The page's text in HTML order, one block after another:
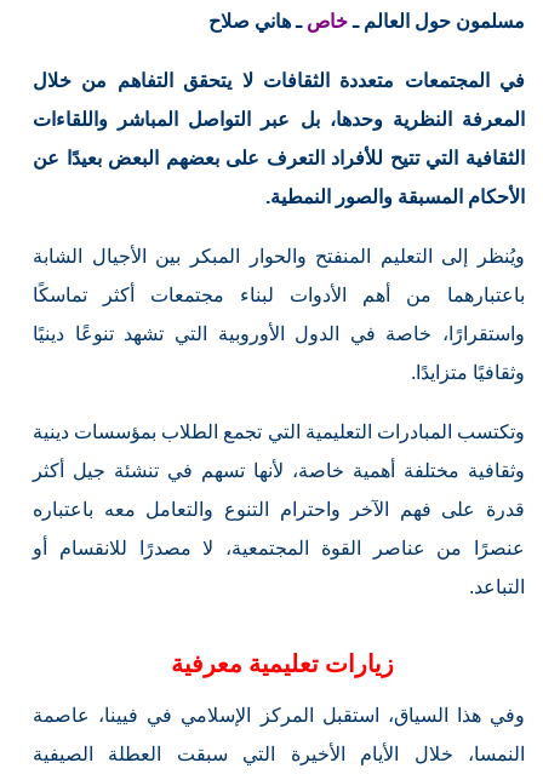
مسلمون حول العالم ـخاص ـ هاني صلاح
في المجتمعات متعددة الثقافات لا يتحقق التفاهم من خلال
المعرفة النظرية وحدها، بل عبر التواصل المباشر واللقاءات
الثقافية التي تتيح للأفراد التعرف على بعضهم البعض بعيدًا عن
الأحكام المسبقة والصور النمطية.
ويُنظر إلى التعليم المنفتح والحوار المبكر بين الأجيال الشابة
باعتبارهما من أهم الأدوات لبناء مجتمعات أكثر تماسكًا
واستقرارًا، خاصة في الدول الأوروبية التي تشهد تنوعًا دينيًا
وثقافيًا متزايدًا.
وتكتسب المبادرات التعليمية التي تجمع الطلاب بمؤسسات دينية
وثقافية مختلفة أهمية خاصة، لأنها تسهم في تنشئة جيل أكثر
قدرة على فهم الآخر واحترام التنوع والتعامل معه باعتباره
عنصرًا من عناصر القوة المجتمعية، لا مصدرًا للانقسام أو
التباعد.
زيارات تعليمية معرفية
وفي هذا السياق، استقبل المركز الإسلامي في فيينا، عاصمة
النمسا، خلال الأيام الأخيرة التي سبقت العطلة الصيفية